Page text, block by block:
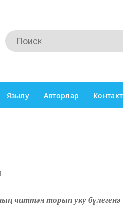
Язылу Авторлар
читтән торып уку бүлегенә